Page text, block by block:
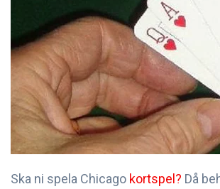
Ska ni spela Chicago kortspel? Då